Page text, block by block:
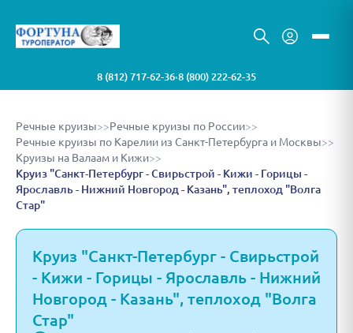
8 (812) 717-62-36•8 (800) 222-62-35
Речные круизы>>Речные круизы по России>>
Речные круизы по Карелии из Санкт-Петербурга и Москвы>>
Круизы на Валаам и Кижи>>
Круиз "Санкт-Петербург - Свирьстрой - Кижи - Горицы -
Ярославль - Нижний Новгород - Казань", теплоход "Волга
Стар"
Круиз "Санкт-Петербург - Свирьстрой
- Кижи - Горицы - Ярославль - Нижний
Новгород - Казань", теплоход "Волга
Стар"